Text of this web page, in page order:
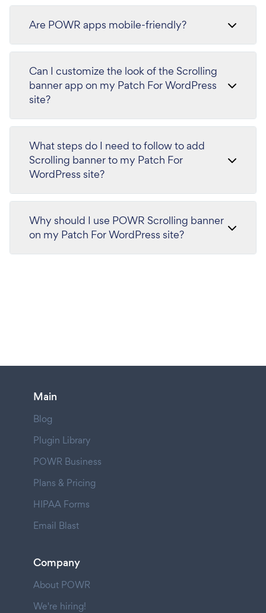
Are POWR apps mobile-friendly?
Can I customize the look of the Scrolling
banner app on my Patch For WordPress
site?
What steps do I need to follow to add
Scrolling banner to my Patch For
WordPress site?
Why should I use POWR Scrolling banner
on my Patch For WordPress site?
Main
Blog
Plugin Library
POWR Business
Plans & Pricing
HIPAA Forms
Email Blast
Company
About POWR
We're hiring!